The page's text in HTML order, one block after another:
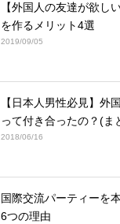
【外国人の友達が欲し
を作るメリット4選
2019/09/05
【日本人男性必見】外
って付き合ったの？(ま
2018/06/16
国際交流パーティーを
6つの理由